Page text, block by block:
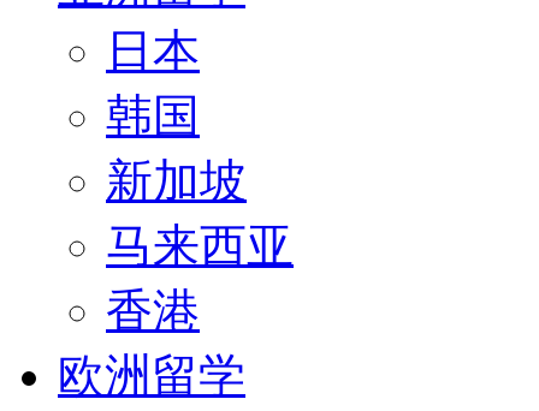
日本
韩国
新加坡
马来西亚
香港
欧洲留学